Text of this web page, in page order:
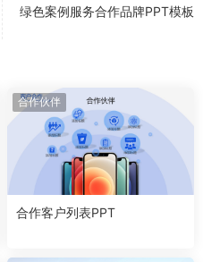
绿色案例服务合作品牌PPT模板
合作伙伴
合作客户列表PPT